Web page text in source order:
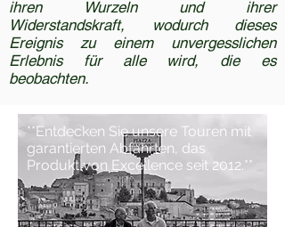
ihren Wurzeln und ihrer
Widerstandskraft, wodurch dieses
Ereignis zu einem unvergesslichen
Erlebnis für alle wird, die es
beobachten.
**Entdecken Sie unsere Touren mit
garantierten Abfahrten, das
Produkt von Excellence seit 2012.**